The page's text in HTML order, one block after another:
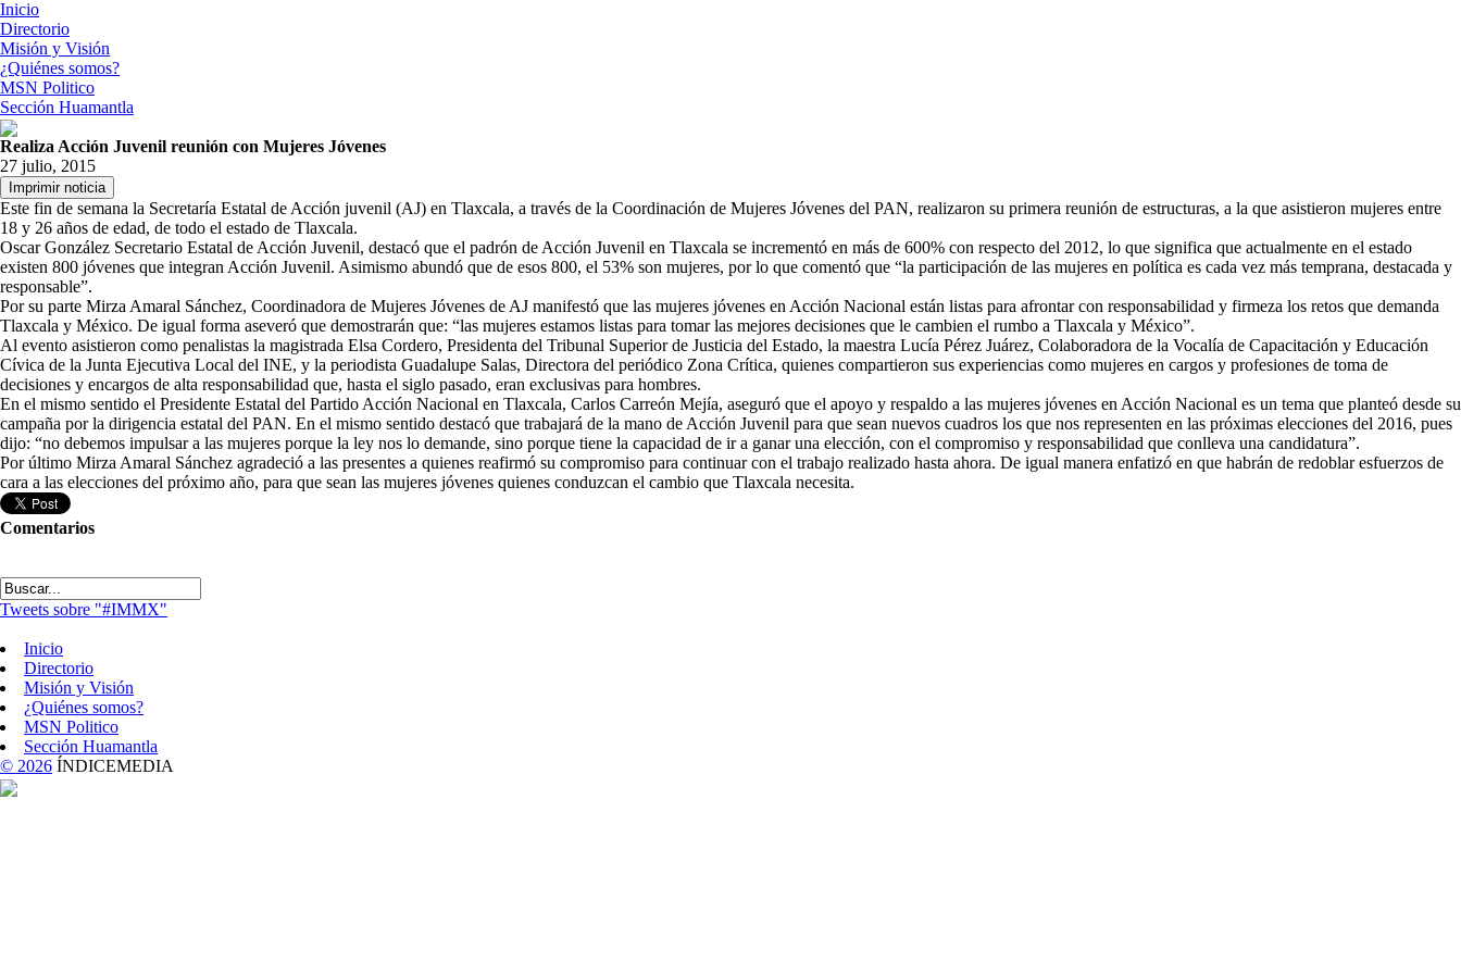
Inicio
Directorio
Misión y Visión
¿Quiénes somos?
MSN Politico
Sección Huamantla
Realiza Acción Juvenil reunión con Mujeres Jóvenes
27 julio, 2015
Este fin de semana la Secretaría Estatal de Acción juvenil (AJ) en Tlaxcala, a través de la Coordinación de Mujeres Jóvenes del PAN, realizaron su primera reunión de estructuras, a la que asistieron mujeres entre
18 y 26 años de edad, de todo el estado de Tlaxcala.
Oscar González Secretario Estatal de Acción Juvenil, destacó que el padrón de Acción Juvenil en Tlaxcala se incrementó en más de 600% con respecto del 2012, lo que significa que actualmente en el estado
existen 800 jóvenes que integran Acción Juvenil. Asimismo abundó que de esos 800, el 53% son mujeres, por lo que comentó que “la participación de las mujeres en política es cada vez más temprana, destacada y
responsable”.
Por su parte Mirza Amaral Sánchez, Coordinadora de Mujeres Jóvenes de AJ manifestó que las mujeres jóvenes en Acción Nacional están listas para afrontar con responsabilidad y firmeza los retos que demanda
Tlaxcala y México. De igual forma aseveró que demostrarán que: “las mujeres estamos listas para tomar las mejores decisiones que le cambien el rumbo a Tlaxcala y México”.
Al evento asistieron como penalistas la magistrada Elsa Cordero, Presidenta del Tribunal Superior de Justicia del Estado, la maestra Lucía Pérez Juárez, Colaboradora de la Vocalía de Capacitación y Educación
Cívica de la Junta Ejecutiva Local del INE, y la periodista Guadalupe Salas, Directora del periódico Zona Crítica, quienes compartieron sus experiencias como mujeres en cargos y profesiones de toma de
decisiones y encargos de alta responsabilidad que, hasta el siglo pasado, eran exclusivas para hombres.
En el mismo sentido el Presidente Estatal del Partido Acción Nacional en Tlaxcala, Carlos Carreón Mejía, aseguró que el apoyo y respaldo a las mujeres jóvenes en Acción Nacional es un tema que planteó desde su
campaña por la dirigencia estatal del PAN. En el mismo sentido destacó que trabajará de la mano de Acción Juvenil para que sean nuevos cuadros los que nos representen en las próximas elecciones del 2016, pues
dijo: “no debemos impulsar a las mujeres porque la ley nos lo demande, sino porque tiene la capacidad de ir a ganar una elección, con el compromiso y responsabilidad que conlleva una candidatura”.
Por último Mirza Amaral Sánchez agradeció a las presentes a quienes reafirmó su compromiso para continuar con el trabajo realizado hasta ahora. De igual manera enfatizó en que habrán de redoblar esfuerzos de
cara a las elecciones del próximo año, para que sean las mujeres jóvenes quienes conduzcan el cambio que Tlaxcala necesita.
Comentarios
Tweets sobre "#IMMX"
Inicio
Directorio
Misión y Visión
¿Quiénes somos?
MSN Politico
Sección Huamantla
© 2026 ÍNDICEMEDIA